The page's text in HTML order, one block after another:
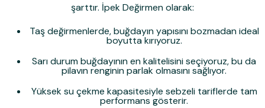
şarttır. İpek Değirmenolarak:
Taş değirmenlerde, buğdayın yapısını bozmadan ideal
boyutta kırıyoruz.
Sarı durum buğdayının en kalitelisini seçiyoruz, bu da
pilavın renginin parlak olmasını sağlıyor.
Yüksek su çekme kapasitesiyle sebzeli tariflerde tam
performans gösterir.